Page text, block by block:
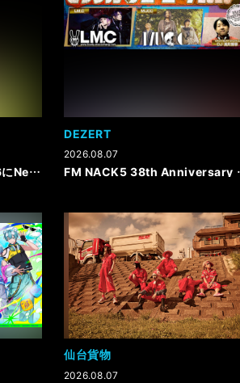
RINGO MUSIC FES. 2026にNegiccoの出演決定！
DEZERT
2026.08.07
FM NACK5 38th
仙台貨物
2026.08.07